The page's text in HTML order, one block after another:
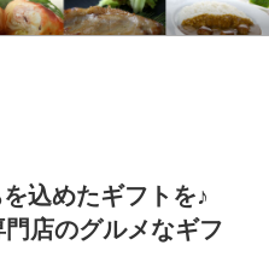
グ
込めたギフトを♪
店のグルメなギフ